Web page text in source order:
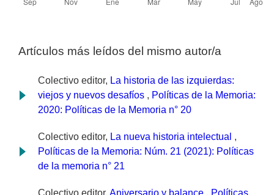
Artículos más leídos del mismo autor/a
Colectivo editor, La historia de las izquierdas:
viejos y nuevos desafíos , Políticas de la Memoria:
2020: Políticas de la Memoria n° 20
Colectivo editor, La nueva historia intelectual ,
Políticas de la Memoria: Núm. 21 (2021): Políticas
de la memoria n° 21